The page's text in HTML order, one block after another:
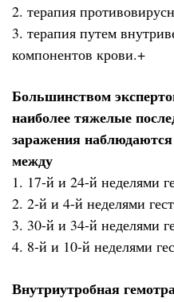
2. терапия
3. терапия путем
компонентов крови.+
Большинством
наиболее тяжелые
заражения
между
1. 17-й и 24-й неделями
2. 2-й и 4-й неделями
3. 30-й и 34-й неделями
4. 8-й и 10-й неделями
Внутриутробная